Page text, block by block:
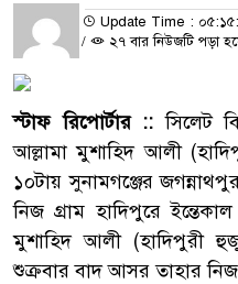
Update Time :
/
২৭ বার নিউজটি পড়া
স্টাফ রিপোর্টার ::সিলেট
আল্লামা মুশাহিদ আলী
১০টায় সুনামগঞ্জের
নিজ গ্রাম হাদিপুরে
মুশাহিদ আলী (হাদিপুরী
শুক্রবার বাদ আসর তাহার নিজ